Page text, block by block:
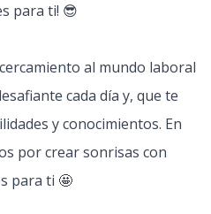
para ti! 😎
al mundo laboral
cada día y, que te
y conocimientos. En
por crear sonrisas con
para ti 🤩